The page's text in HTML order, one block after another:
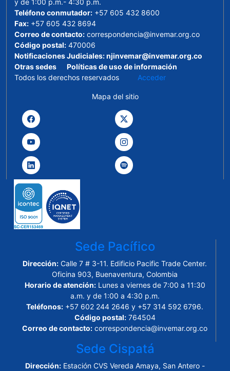
y de 1:00 p.m.- 4:30 p.m.
Teléfono conmutador: +57 605 432 8600
Fax: +57 605 432 8694
Correo de contacto: correspondencia@invemar.org.co
Código postal: 470006
Notificaciones Judiciales:njinvemar@invemar.org.co
Otras sedes
Políticas de uso de información
Todos los derechos reservados Acceder
Mapa del sitio
Sede Pacífico
Dirección: Calle 7 # 3-11. Edificio Pacific Trade Center.
Oficina 903, Buenaventura, Colombia
Horario de atención:Lunes a viernes de 7:00 a 11:30
a.m. y de 1:00 a 4:30 p.m.
Teléfonos: +57 602 244 2646 y +57 314 592 6796.
Código postal:764504
Correo de contacto: correspondencia@invemar.org.co
Sede Cispatá
Dirección: Estación CVS Vereda Amaya, San Antero -